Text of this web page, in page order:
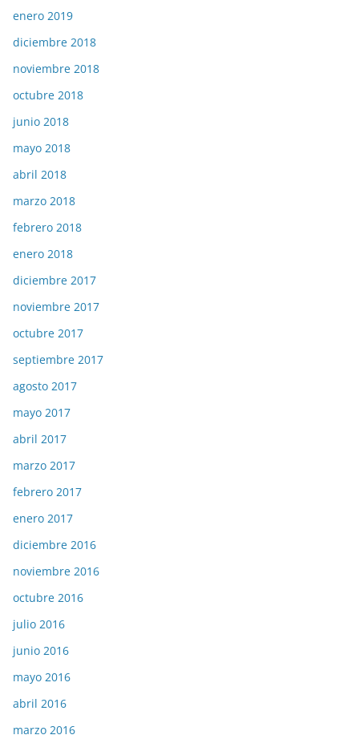
enero 2019
diciembre 2018
noviembre 2018
octubre 2018
junio 2018
mayo 2018
abril 2018
marzo 2018
febrero 2018
enero 2018
diciembre 2017
noviembre 2017
octubre 2017
septiembre 2017
agosto 2017
mayo 2017
abril 2017
marzo 2017
febrero 2017
enero 2017
diciembre 2016
noviembre 2016
octubre 2016
julio 2016
junio 2016
mayo 2016
abril 2016
marzo 2016